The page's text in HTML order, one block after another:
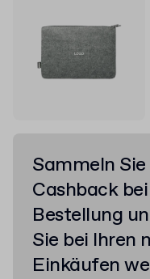
Sammeln Sie
Cashback
Bestellung
Sie bei Ihren
Einkäufen